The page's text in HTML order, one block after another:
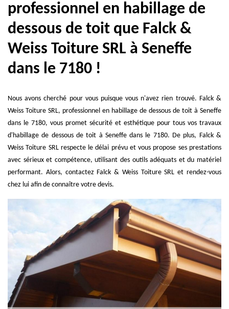
professionnel en habillage de
dessous de toit que Falck &
Weiss Toiture SRL à Seneffe
dans le 7180 !
Nous avons cherché pour vous puisque vous n'avez rien trouvé. Falck &
Weiss Toiture SRL, professionnel en habillage de dessous de toit à Seneffe
dans le 7180, vous promet sécurité et esthétique pour tous vos travaux
d'habillage de dessous de toit à Seneffe dans le 7180. De plus, Falck &
Weiss Toiture SRL respecte le délai prévu et vous propose ses prestations
avec sérieux et compétence, utilisant des outils adéquats et du matériel
performant. Alors, contactez Falck & Weiss Toiture SRL et rendez-vous
chez lui afin de connaître votre devis.